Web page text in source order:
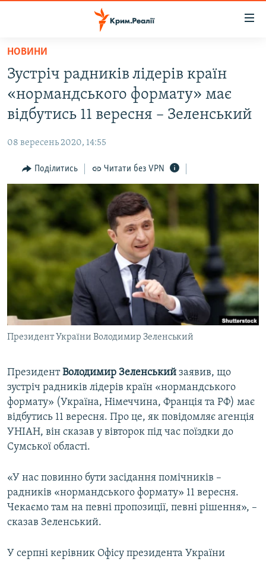
Перейти
основного
матеріалу
Перейти
до
основної
навігації
Перейти
до
пошуку
ВОДА.КРИМ
ВІДЕО ТА ФОТО
БЛОГИ
ПОГЛЯД
ІНТЕРВ'Ю
ВСЕ ЗА ДЕНЬ
СПЕЦПРОЕКТИ
ВІДЕОУРОКИ «ELIFBE»
СВІДЧЕННЯ ОКУПАЦІЇ
УКРАЇНСЬКА ПРОБЛЕМА КРИМУ
ІНФОГРАФІКА
ЯК ОБІЙТИ БЛОКУВАННЯ
Русский
Qırımtatar
ДОЛУЧАЙСЯ!
Усі сайти RFE/RL
НОВИНИ
Зустріч радників лідерів країн
«нормандського формату» має
відбутись 11 вересня – Зеленський
08 вересень 2020, 14:55
Поділитись Читати без VPN
Президент України Володимир Зеленський
ПрезидентВолодимир Зеленський заявив, що
зустріч радників лідерів країн «нормандського
формату» (Україна, Німеччина, Франція та РФ) має
відбутись 11 вересня. Про це, як повідомляє агенція
УНІАН, він сказав у вівторок під час поїздки до
Сумської області.
«У нас повинно бути засідання помічників –
радників «нормандського формату» 11 вересня.
Чекаємо там на певні пропозиції, певні рішення», –
сказав Зеленський.
У серпні керівник Офісу президента України